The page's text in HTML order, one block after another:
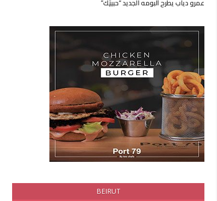
عمرو دياب يطرح ألبومه الجديد “حبيتِك”
BEIRUT